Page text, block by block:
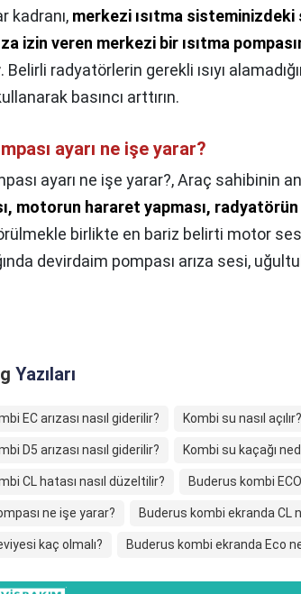
kadranı, merkezi ısıtma sisteminizdeki
izin veren merkezi bir ısıtma
. Belirli radyatörlerin gerekli ısıyı
basıncı arttırın.
ayarı ne işe yarar?
ayarı ne işe yarar?,Araç sahibinin
motorun hararet yapması, radyatörün
birlikte en bariz belirti motor
devirdaim pompası arıza sesi,
Yazıları
EC arızası nasıl giderilir? Kombi su nasıl açılır?
D5 arızası nasıl giderilir? Kombi su kaçağı
CL hatası nasıl düzeltilir? Buderus kombi
ne işe yarar? Buderus kombi ekranda CL
kaç olmalı? Buderus kombi ekranda Eco